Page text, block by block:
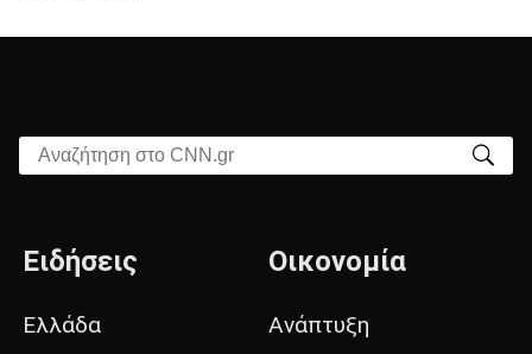
Αναζήτηση στο CNN.gr
Ειδήσεις
Ελλάδα
Οικονομία
Ανάπτυξη